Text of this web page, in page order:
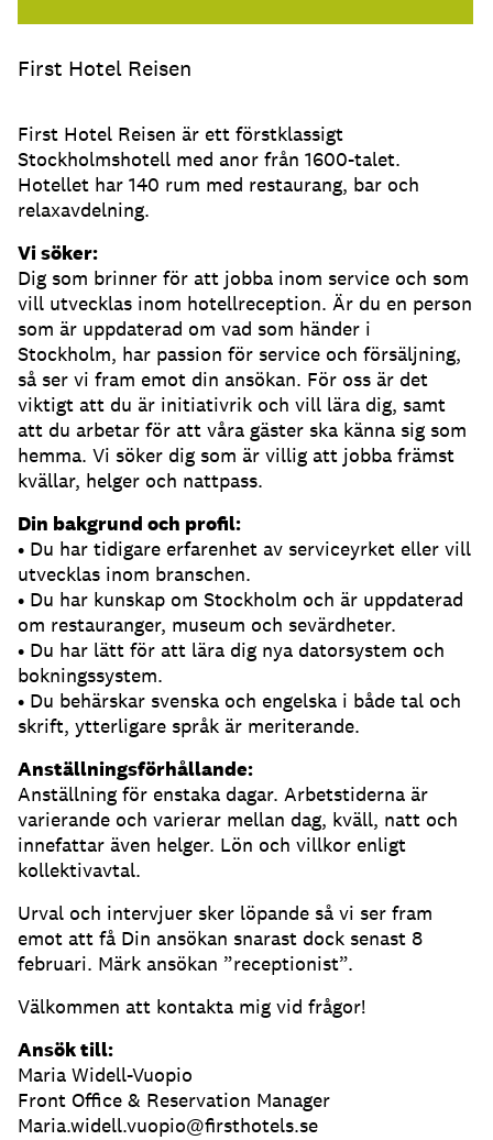
First Hotel Reisen
First Hotel Reisen är ett förstklassigt
Stockholmshotell med anor från 1600-talet.
Hotellet har 140 rum med restaurang, bar och
relaxavdelning.
Vi söker:
Dig som brinner för att jobba inom service och som
vill utvecklas inom hotellreception. Är du en person
som är uppdaterad om vad som händer i
Stockholm, har passion för service och försäljning,
så ser vi fram emot din ansökan. För oss är det
viktigt att du är initiativrik och vill lära dig, samt
att du arbetar för att våra gäster ska känna sig som
hemma. Vi söker dig som är villig att jobba främst
kvällar, helger och nattpass.
Din bakgrund och profil:
• Du har tidigare erfarenhet av serviceyrket eller vill
utvecklas inom branschen.
• Du har kunskap om Stockholm och är uppdaterad
om restauranger, museum och sevärdheter.
• Du har lätt för att lära dig nya datorsystem och
bokningssystem.
• Du behärskar svenska och engelska i både tal och
skrift, ytterligare språk är meriterande.
Anställningsförhållande:
Anställning för enstaka dagar. Arbetstiderna är
varierande och varierar mellan dag, kväll, natt och
innefattar även helger. Lön och villkor enligt
kollektivavtal.
Urval och intervjuer sker löpande så vi ser fram
emot att få Din ansökan snarast dock senast 8
februari. Märk ansökan ”receptionist”.
Välkommen att kontakta mig vid frågor!
Ansök till:
Maria Widell-Vuopio
Front Office & Reservation Manager
Maria.widell.vuopio@firsthotels.se